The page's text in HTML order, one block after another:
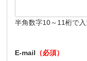
半角数字10～11桁で入
E-mail （必須）